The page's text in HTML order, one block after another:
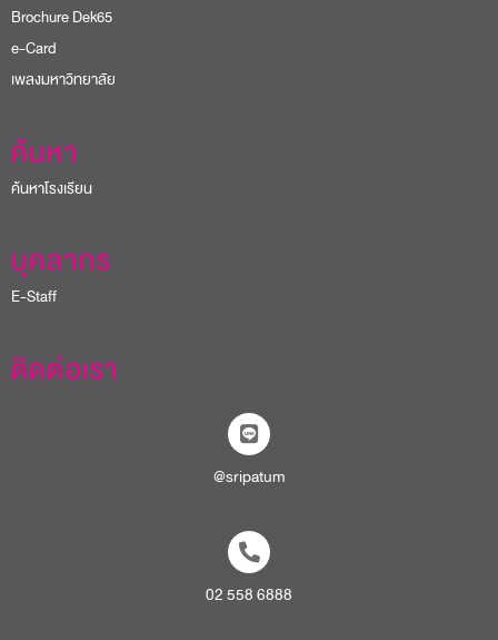
Brochure Dek65
e-Card
เพลงมหาวิทยาลัย
ค้นหา
ค้นหาโรงเรียน
บุคลากร
E-Staff
ติดต่อเรา
@sripatum
02 558 6888